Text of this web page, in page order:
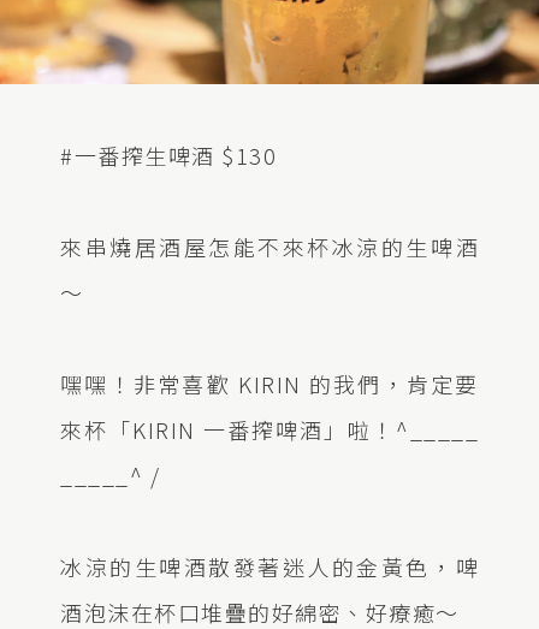
#一番搾生啤酒 $130
來串燒居酒屋怎能不來杯冰涼的生啤酒
～
嘿嘿！非常喜歡 KIRIN 的我們，肯定要
來杯「KIRIN 一番搾啤酒」啦！^_____
_____^ /
冰涼的生啤酒散發著迷人的金黃色，啤
酒泡沫在杯口堆疊的好綿密、好療癒～